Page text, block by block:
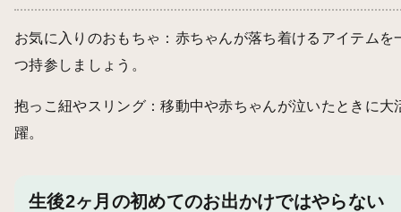
お気に入りのおもちゃ：赤ちゃんが落ち着けるアイテムを
つ持参しましょう。
抱っこ紐やスリング：移動中や赤ちゃんが泣いたときに大
躍。
生後2ヶ月の初めてのお出かけではやらない